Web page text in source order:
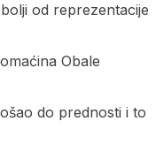
od reprezentacije
Obale
do prednosti i to